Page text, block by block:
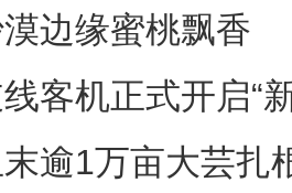
边缘蜜桃飘香
客机正式开启“
逾1万亩大芸扎